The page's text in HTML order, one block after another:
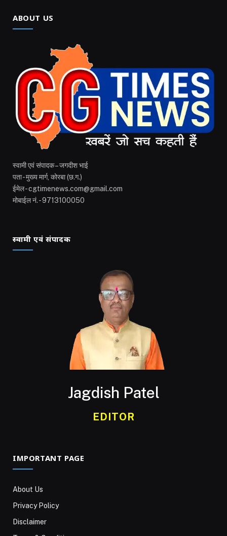
ABOUT US
स्वामी एवं संपादक – जगदीश भाई
पता - मुख्य मार्ग, कोरबा (छ.ग.)
ईमेल - cgtimenews.com@gmail.com
मोबाईल नं. - 9713100050
स्वामी एवं संपादक
Jagdish Patel
EDITOR
IMPORTANT PAGE
About Us
Privacy Policy
Disclaimer